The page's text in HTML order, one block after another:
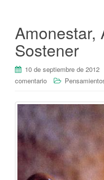
Amonestar,
Sostener
10 de septiembre de 2012
comentario